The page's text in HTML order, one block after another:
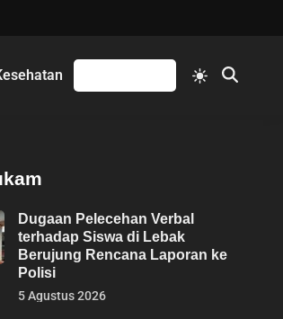
Switch
to
Open
Dugaan Pelecehan Verbal
terhadap Siswa di Lebak
Berujung Rencana Laporan ke
Polisi
5 Agustus 2026